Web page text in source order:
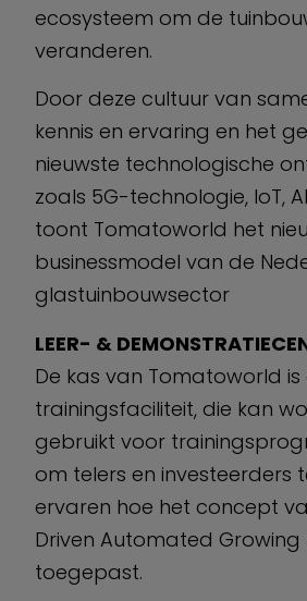
ecosysteem om de
veranderen.
Door deze cultuur van
kennis en ervaring en het
nieuwste technologische
zoals 5G-technologie, IoT,
toont Tomatoworld het
businessmodel van de
glastuinbouwsector
LEER- &
De kas van Tomatoworld is
trainingsfaciliteit, die kan
gebruikt voor
om telers en investeerders
ervaren hoe het concept
Driven Automated
toegepast.